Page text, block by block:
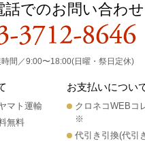
話でのお問い合わせ
時間／9:00〜18:00(日曜・祭日定休)
マト運輸
無料
お支払いについ
クロネコWEBコ
※
代引き引換(代引